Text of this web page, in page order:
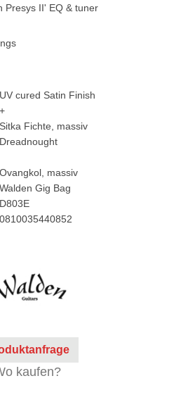
Presys II' EQ & tuner
UV cured Satin Finish
+
Sitka Fichte, massiv
Dreadnought
Ovangkol, massiv
Walden Gig Bag
D803E
0810035440852
kaufen?